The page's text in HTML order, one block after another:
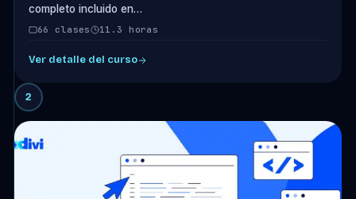
completo incluido en…
66 clases 11.3 horas
Ver detalle del curso
2